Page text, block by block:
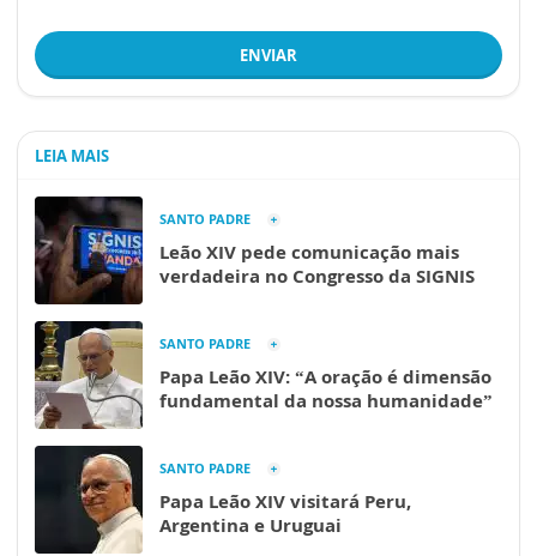
ENVIAR
LEIA MAIS
SANTO PADRE
Leão XIV pede comunicação mais
verdadeira no Congresso da SIGNIS
SANTO PADRE
Papa Leão XIV: “A oração é dimensão
fundamental da nossa humanidade”
SANTO PADRE
Papa Leão XIV visitará Peru,
Argentina e Uruguai